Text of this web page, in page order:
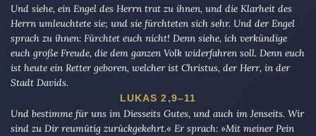
Und siehe, ein Engel des Herrn trat zu ihnen, und die Klarheit des
Herrn umleuchtete sie; und sie fürchteten sich sehr. Und der Engel
sprach zu ihnen: Fürchtet euch nicht! Denn siehe, ich verkündige
euch große Freude, die dem ganzen Volk widerfahren soll. Denn euch
ist heute ein Retter geboren, welcher ist Christus, der Herr, in der
Stadt Davids.
LUKAS 2,9–11
Und bestimme für uns im Diesseits Gutes, und auch im Jenseits. Wir
sind zu Dir reumütig zurückgekehrt.« Er sprach: »Mit meiner Pein